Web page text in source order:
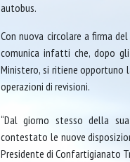
autobus.
Con nuova circolare a firma
comunica infatti che, dopo
Ministero, si ritiene opportuno
operazioni di revisioni.
“Dal giorno stesso della
contestato le nuove
Presidente di Confartigianato